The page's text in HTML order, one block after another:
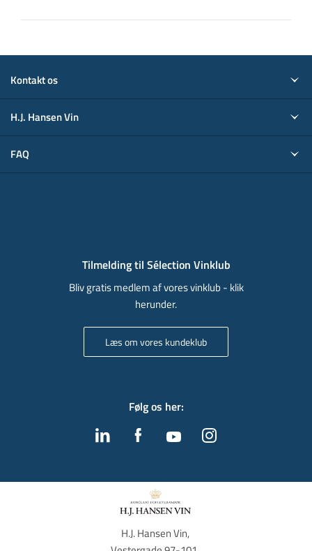
Kontakt os
H.J. Hansen Vin
FAQ
Tilmelding til Sélection Vinklub
Bliv gratis medlem af vores vinklub - klik
herunder.
Læs om vores kundeklub
Følg os her:
H.J. Hansen Vin,